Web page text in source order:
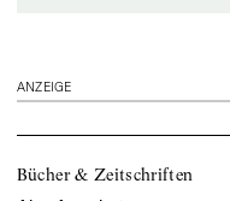
ANZEIGE
Bücher & Zeitschriften